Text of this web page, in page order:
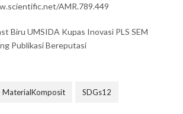
AMR.789.449
Biru UMSIDA Kupas Inovasi PLS SEM
Publikasi Bereputasi
MaterialKomposit SDGs12